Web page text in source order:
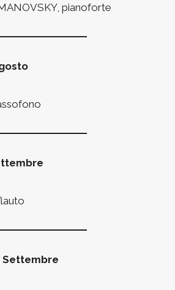
pianoforte
Settembre